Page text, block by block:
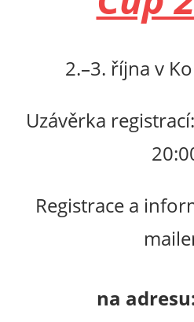
2.–3. října v
Uzávěrka
Registrace a
na